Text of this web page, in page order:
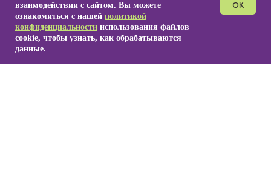
взаимодействии с сайтом. Вы можете
ознакомиться с нашей политикой
конфиденциальности использования файлов
cookie, чтобы узнать, как обрабатываются
данные.
OK